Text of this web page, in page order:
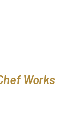
Works